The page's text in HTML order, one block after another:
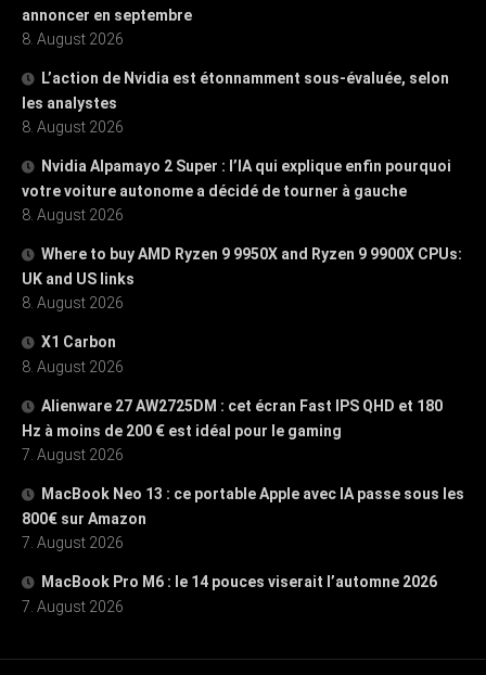
annoncer en septembre
8. August 2026
L’action de Nvidia est étonnamment sous-évaluée, selon
les analystes
8. August 2026
Nvidia Alpamayo 2 Super : l’IA qui explique enfin pourquoi
votre voiture autonome a décidé de tourner à gauche
8. August 2026
Where to buy AMD Ryzen 9 9950X and Ryzen 9 9900X CPUs:
UK and US links
8. August 2026
X1 Carbon
8. August 2026
Alienware 27 AW2725DM : cet écran Fast IPS QHD et 180
Hz à moins de 200 € est idéal pour le gaming
7. August 2026
MacBook Neo 13 : ce portable Apple avec IA passe sous les
800€ sur Amazon
7. August 2026
MacBook Pro M6 : le 14 pouces viserait l’automne 2026
7. August 2026